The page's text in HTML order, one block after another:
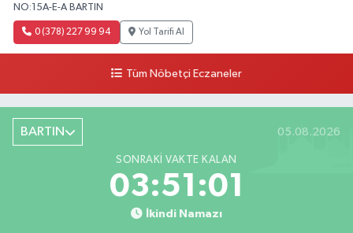
NO:15A-E-A BARTIN
0 (378) 227 99 94 Yol Tarifi Al
Tüm Nöbetçi Eczaneler
BARTIN 05.08.2026
SONRAKI VAKTE KALAN
03:50:59
İkindi Namazı